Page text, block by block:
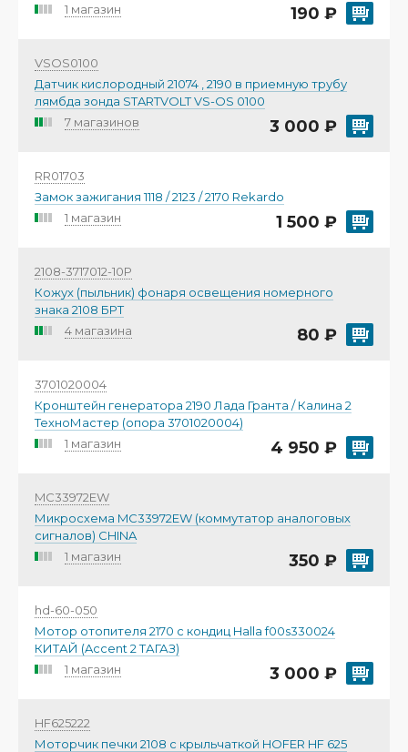
1 магазин
190 ₽
VSOS0100
Датчик кислородный 21074 , 2190 в приемную трубу
лямбда зонда STARTVOLT VS-OS 0100
7 магазинов
3 000 ₽
RR01703
Замок зажигания 1118 / 2123 / 2170 Rekardo
1 магазин
1 500 ₽
2108-3717012-10Р
Кожух (пыльник) фонаря освещения номерного
знака 2108 БРТ
4 магазина
80 ₽
3701020004
Кронштейн генератора 2190 Лада Гранта / Калина 2
ТехноМастер (опора 3701020004)
1 магазин
4 950 ₽
MC33972EW
Микросхема MC33972EW (коммутатор аналоговых
сигналов) CHINA
1 магазин
350 ₽
hd-60-050
Мотор отопителя 2170 с кондиц Halla f00s330024
КИТАЙ (Accent 2 ТАГАЗ)
1 магазин
3 000 ₽
HF625222
Моторчик печки 2108 с крыльчаткой HOFER HF 625